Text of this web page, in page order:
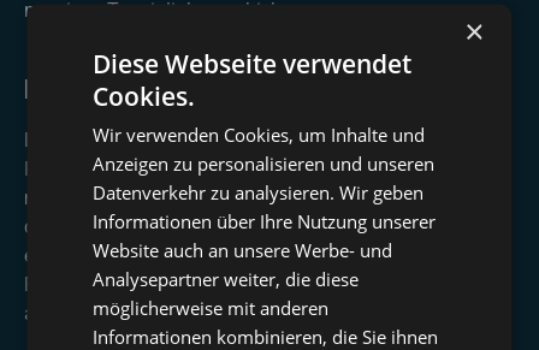
nur einen Terminlink zu schicken.
Die Kunst des Nachfassens
Es ist auch wichtig, dranzubleiben. Wenn jemand
Interesse zeigt, aber dann nicht mehr antwortet, sollte
man das Nachfassen nicht scheuen. Dabei kann dir auch
die Chrome Extension von CompLeadly helfen, die dir
ermöglicht, den Kontaktverlauf effizient zu verfolgen und
Follow-ups zu senden, bis der Kontakt tatsächlich
antwortet.
×
Diese Webseite verwendet
Cookies.
Wir verwenden Cookies, um Inhalte und
Anzeigen zu personalisieren und unseren
Datenverkehr zu analysieren. Wir geben
Informationen über Ihre Nutzung unserer
Website auch an unsere Werbe- und
Analysepartner weiter, die diese
möglicherweise mit anderen
Informationen kombinieren, die Sie ihnen